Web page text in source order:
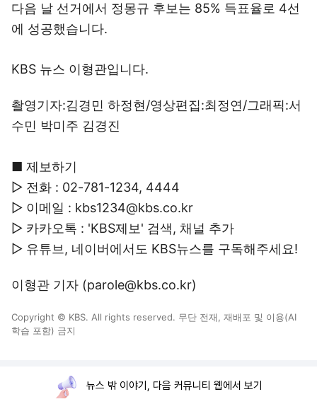
다음 날 선거에서 정몽규 후보는 85% 득표율로 4선
에 성공했습니다.
KBS 뉴스 이형관입니다.
촬영기자:김경민 하정현/영상편집:최정연/그래픽:서
수민 박미주 김경진
■ 제보하기
▷ 전화 : 02-781-1234, 4444
▷ 이메일 : kbs1234@kbs.co.kr
▷ 카카오톡 : 'KBS제보' 검색, 채널 추가
▷ 유튜브, 네이버에서도 KBS뉴스를 구독해주세요!
이형관 기자 (parole@kbs.co.kr)
Copyright © KBS. All rights reserved. 무단 전재, 재배포 및 이용(AI
학습 포함) 금지
뉴스 밖 이야기, 다음 커뮤니티 웹에서 보기